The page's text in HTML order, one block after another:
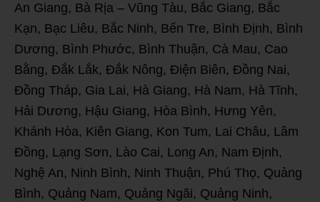
An Giang, Bà Rịa – Vũng Tàu, Bắc Giang, Bắc
Kạn, Bạc Liêu, Bắc Ninh, Bến Tre, Bình Định, Bình
Dương, Bình Phước, Bình Thuận, Cà Mau, Cao
Bằng, Đắk Lắk, Đắk Nông, Điện Biên, Đồng Nai,
Đồng Tháp, Gia Lai, Hà Giang, Hà Nam, Hà Tĩnh,
Hải Dương, Hậu Giang, Hòa Bình, Hưng Yên,
Khánh Hòa, Kiên Giang, Kon Tum, Lai Châu, Lâm
Đồng, Lạng Sơn, Lào Cai, Long An, Nam Định,
Nghệ An, Ninh Bình, Ninh Thuận, Phú Thọ, Quảng
Bình, Quảng Nam, Quảng Ngãi, Quảng Ninh,